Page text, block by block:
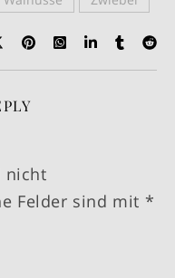
nicht
Felder sind mit *